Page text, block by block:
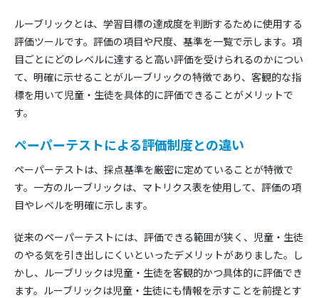
ルーブリックとは、学習目標の達成度を判断するために使用する
評価ツールです。評価の項目や尺度、基準を一覧で示します。項
目ごとにどのレベルに達すると高い評価を受けられるのかについ
て、明確に示せることがルーブリックの特徴であり、客観的な指
標を用いて児童・生徒を具体的に評価できることがメリットで
す。
ペーパーテストによる評価制度との違い
ペーパーテストは、採点基準を厳密に定めていることが特徴で
す。一方のルーブリックは、マトリクス表を使用して、評価の項
目やレベルを明確に示します。
従来のペーパーテストには、評価できる範囲が狭く、児童・生徒
のやる気を引き出しにくいといったデメリットがありました。し
かし、ルーブリックは児童・生徒を客観的かつ具体的に評価でき
ます。ルーブリックは児童・生徒にも情報を示すことを前提とす